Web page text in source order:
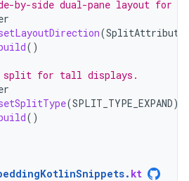
by-side dual-pane layout for
(
()
split for tall displays.
(SPLIT_TYPE_EXPAND)
()
. kt